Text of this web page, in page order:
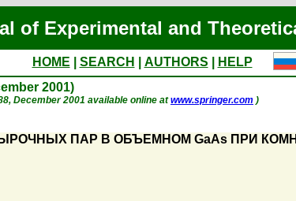
of Experimental and
HOME SEARCH AUTHORS
HELP
2001)
December 2001 available online atwww.springer.com )
ПАР В ОБЪЕМНОМ GaAs ПРИ